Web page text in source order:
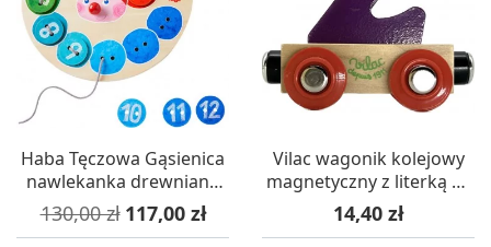
Haba Tęczowa Gąsienica
nawlekanka drewniana
zabawka +3
Cena podstawowa
130,00 zł Cena
117,00 zł
Vilac wagonik kolejowy
magnetyczny z literką Z -
różne kolory
Cena
14,40 zł